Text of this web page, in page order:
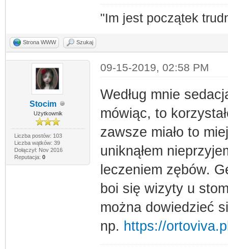
"Im jest początek
Strona WWW Szukaj
Stocim
Użytkownik
Liczba postów: 103
Liczba wątków: 39
Dołączył: Nov 2016
Reputacja: 0
09-15-2019, 02:58 PM
Według mnie
mówiąc, to
zawsze miało to
uniknąłem
leczeniem zębów.
boi się wizyty u
można dowiedzieć
np. https://